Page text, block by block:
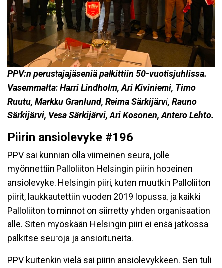
PPV:n perustajajäseniä palkittiin 50-vuotisjuhlissa.
Vasemmalta: Harri Lindholm, Ari Kiviniemi, Timo
Ruutu, Markku Granlund, Reima Särkijärvi, Rauno
Särkijärvi, Vesa Särkijärvi, Ari Kosonen, Antero Lehto.
Piirin ansiolevyke #196
PPV sai kunnian olla viimeinen seura, jolle
myönnettiin Palloliiton Helsingin piirin hopeinen
ansiolevyke. Helsingin piiri, kuten muutkin Palloliiton
piirit, laukkautettiin vuoden 2019 lopussa, ja kaikki
Palloliiton toiminnot on siirretty yhden organisaation
alle. Siten myöskään Helsingin piiri ei enää jatkossa
palkitse seuroja ja ansioituneita.
PPV kuitenkin vielä sai piirin ansiolevykkeen. Sen tuli